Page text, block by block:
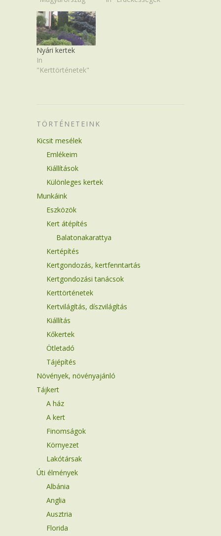
Nyári kertek
In
"Kerttörténetek"
TÖRTÉNETEINK
Kicsit mesélek
Emlékeim
Kiállítások
Különleges kertek
Munkáink
Eszközök
Kert átépítés
Balatonakarattya
Kertépítés
Kertgondozás, kertfenntartás
Kertgondozási tanácsok
Kerttörténetek
Kertvilágítás, díszvilágítás
Kiállítás
Kőkertek
Ötletadó
Tájépítés
Növények, növényajánló
Tájkert
A ház
A kert
Finomságok
Környezet
Lakótársak
Úti élmények
Albánia
Anglia
Ausztria
Florida